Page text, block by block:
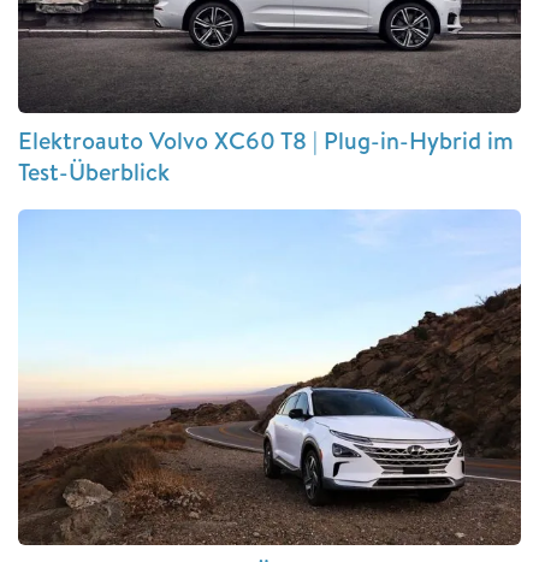
Elektroauto Volvo XC60 T8 | Plug-in-Hybrid im
Test-Überblick